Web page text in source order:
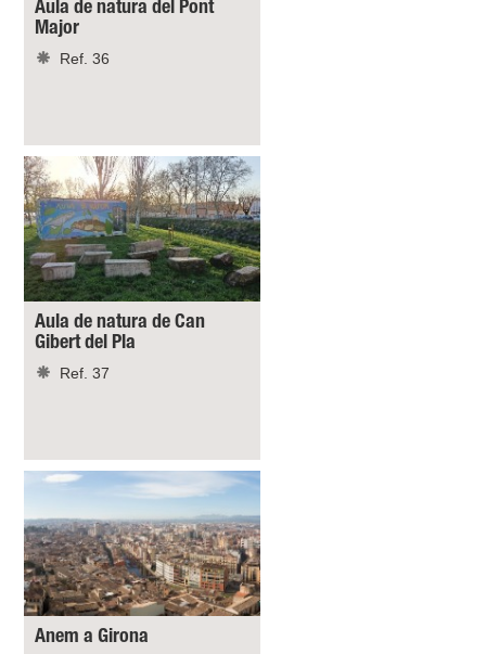
Aula de natura del Pont
Major
Ref. 36
Aula de natura de Can
Gibert del Pla
Ref. 37
Anem a Girona